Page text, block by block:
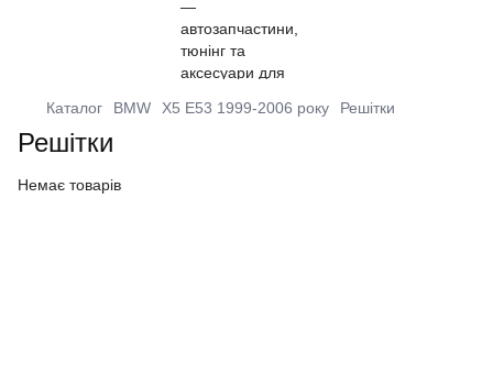
Каталог BMW X5 E53 1999-2006 року Решітки
Решітки
Немає товарів